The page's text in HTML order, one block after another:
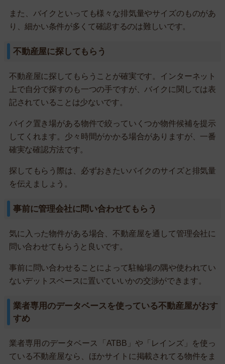
また、バイクといっても様々な排気量やサイズのものがあ
り、細かい条件が多くて確認するのは難しいです。
不動産屋に探してもらう
不動産屋に探してもらうことが確実です。インターネット
上で自分で探すのも一つの手ですが、バイクに関しては表
記されていることは少ないです。
バイク置き場がある物件で絞っていくつか物件候補を提示
してくれます。少々時間がかかる場合がありますが、一番
確実な確認方法です。
探してもらう際は、必ずおきたいバイクのサイズと排気量
を伝えましょう。
事前に管理会社に問い合わせてもらう
気に入った物件がある場合、不動産屋を通して管理会社に
問い合わせてもらうと良いです。
事前に問い合わせることによって駐輪場の隅や使われてい
ないデットスペースに置いていいかの交渉ができます。
業者専用のデータベースを使っている不動産屋がおす
すめ
業者専用のデータベース「ATBB」や「レインズ」を使っ
ている不動産屋なら、ほかサイトに掲載されてる物件をま